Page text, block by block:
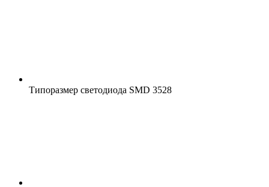
Типоразмер светодиода SMD 3528